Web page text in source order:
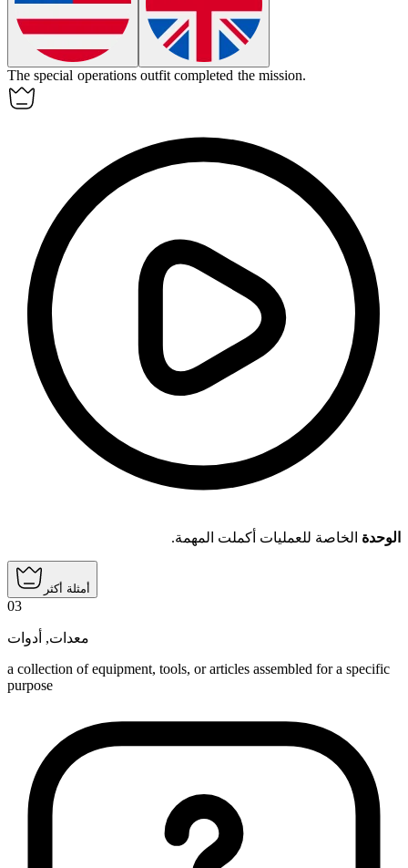
The special operations outfit completed the mission.
الوحدة الخاصة للعمليات أكملت المهمة.
أمثلة أكثر
03
معدات, أدوات
a collection of equipment, tools, or articles assembled for a specific
purpose